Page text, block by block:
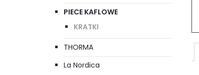
PIECE KAFLOWE
KRATKI
THORMA
La Nordica